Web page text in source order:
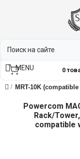
0
MENU
MRT-10K
Powercom
Rack/
compatible